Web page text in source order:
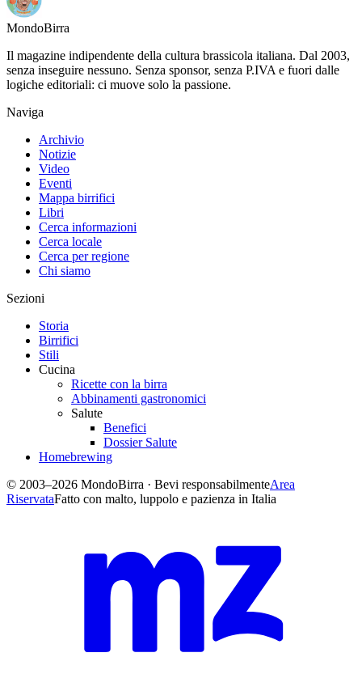
MondoBirra
Il magazine indipendente della cultura brassicola italiana. Dal 2003,
senza inseguire nessuno. Senza sponsor, senza P.IVA e fuori dalle
logiche editoriali: ci muove solo la passione.
Naviga
Archivio
Notizie
Video
Eventi
Mappa birrifici
Libri
Cerca informazioni
Cerca locale
Cerca per regione
Chi siamo
Sezioni
Storia
Birrifici
Stili
Cucina
Ricette con la birra
Abbinamenti gastronomici
Salute
Benefici
Dossier Salute
Homebrewing
© 2003–2026 MondoBirra · Bevi responsabilmenteArea
RiservataFatto con malto, luppolo e pazienza in Italia